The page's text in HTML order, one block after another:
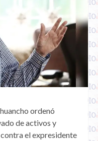
ordenó
de activos y
el expresidente